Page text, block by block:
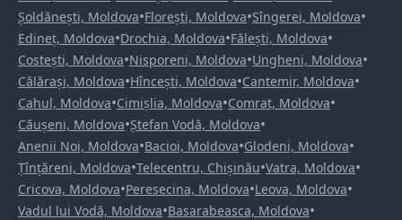
Șoldănești, Moldova•Florești, Moldova•Sîngerei, Moldova•
Edineț, Moldova•Drochia, Moldova•Fălești, Moldova•
Costești, Moldova•Nisporeni, Moldova•Ungheni, Moldova•
Călărași, Moldova•Hîncești, Moldova•Cantemir, Moldova•
Cahul, Moldova•Cimișlia, Moldova•Comrat, Moldova•
Căușeni, Moldova•Ștefan Vodă, Moldova•
Anenii Noi, Moldova•Bacioi, Moldova•Glodeni, Moldova•
Țînțăreni, Moldova•Telecentru, Chișinău•Vatra, Moldova•
Cricova, Moldova•Peresecina, Moldova•Leova, Moldova•
Vadul lui Vodă, Moldova•Basarabeasca, Moldova•